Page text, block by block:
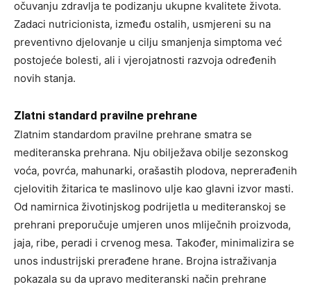
očuvanju zdravlja te podizanju ukupne kvalitete života.
Zadaci nutricionista, između ostalih, usmjereni su na
preventivno djelovanje u cilju smanjenja simptoma već
postojeće bolesti, ali i vjerojatnosti razvoja određenih
novih stanja.
Zlatni standard pravilne prehrane
Zlatnim standardom pravilne prehrane smatra se
mediteranska prehrana. Nju obilježava obilje sezonskog
voća, povrća, mahunarki, orašastih plodova, neprerađenih
cjelovitih žitarica te maslinovo ulje kao glavni izvor masti.
Od namirnica životinjskog podrijetla u mediteranskoj se
prehrani preporučuje umjeren unos mliječnih proizvoda,
jaja, ribe, peradi i crvenog mesa. Također, minimalizira se
unos industrijski prerađene hrane. Brojna istraživanja
pokazala su da upravo mediteranski način prehrane